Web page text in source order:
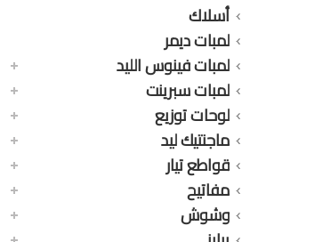
أسلاك
لمبات ديمر
لمبات فينوس الليد
لمبات سبرينت
لوحات توزيع
ماجنتيك ليد
قواطع تيار
مفاتيح
وشوش